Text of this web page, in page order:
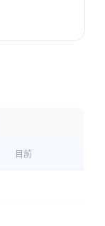
目前